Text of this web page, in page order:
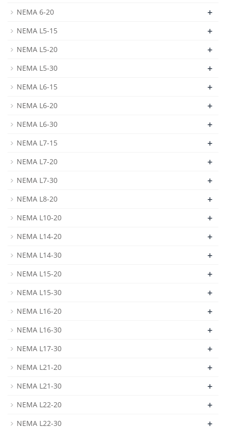
NEMA 6-20 +
NEMA L5-15 +
NEMA L5-20 +
NEMA L5-30 +
NEMA L6-15 +
NEMA L6-20 +
NEMA L6-30 +
NEMA L7-15 +
NEMA L7-20 +
NEMA L7-30 +
NEMA L8-20 +
NEMA L10-20 +
NEMA L14-20 +
NEMA L14-30 +
NEMA L15-20 +
NEMA L15-30 +
NEMA L16-20 +
NEMA L16-30 +
NEMA L17-30 +
NEMA L21-20 +
NEMA L21-30 +
NEMA L22-20 +
NEMA L22-30 +